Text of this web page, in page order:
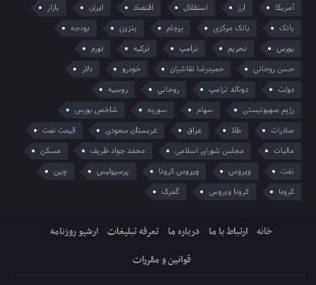
آمریکا ارز استقلال اقتصاد ایران
بازار
بانک
بانک مرکزی برجام بنزین
بودجه
بورس
تحریم ترامپ ترکیه
تورم
حسن روحانی
حمیدرضا نقاشیان خودرو
دلار
دولت
دونالد ترامپ روحانی
روسیه
رژیم صهیونیستی
سهام سوریه
شاخص بورس
صادرات
طلا عراق عربستان سعودی
قیمت نفت
مالیات
مجلس شورای اسلامی محمد جواد ظریف
مسکن
نفت
ویروس ویروس کرونا پرسپولیس
چین
کرونا
کرونا ویروس گمرک
خانه ارتباط با ما درباره ما تعرفه تبلیغات ارشیو روزنامه
قوانین و مقررات